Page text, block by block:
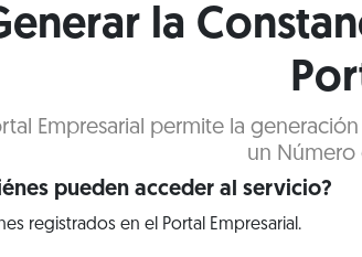
la
Empresarial permite la
un Número
pueden acceder al servicio?
registrados en el Portal Empresarial.